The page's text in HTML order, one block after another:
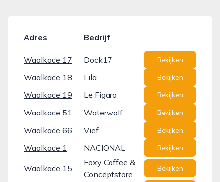
Adres Bedrijf
Waalkade 17 Dock17 Bekijken
Waalkade 18 Lila Bekijken
Waalkade 19 Le Figaro Bekijken
Waalkade 51 Waterwolf Bekijken
Waalkade 66 Vief Bekijken
Waalkade 1 NACIONAL Bekijken
Waalkade 15
Foxy Coffee &
Conceptstore
Bekijken